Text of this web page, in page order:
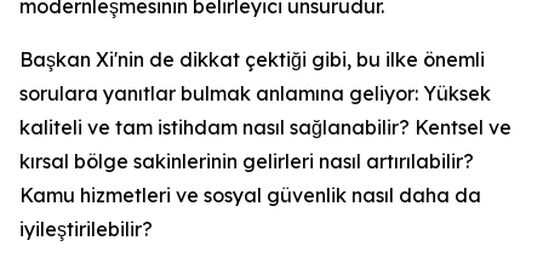
modernleşmesinin belirleyici unsurudur.
Başkan Xi'nin de dikkat çektiği gibi, bu ilke önemli
sorulara yanıtlar bulmak anlamına geliyor: Yüksek
kaliteli ve tam istihdam nasıl sağlanabilir? Kentsel ve
kırsal bölge sakinlerinin gelirleri nasıl artırılabilir?
Kamu hizmetleri ve sosyal güvenlik nasıl daha da
iyileştirilebilir?